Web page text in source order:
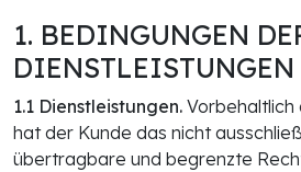
1. BEDINGUNGEN
DIENSTLEISTUNGEN
1.1 Dienstleistungen. Vorbehaltlich
hat der Kunde das nicht
übertragbare und begrenzte